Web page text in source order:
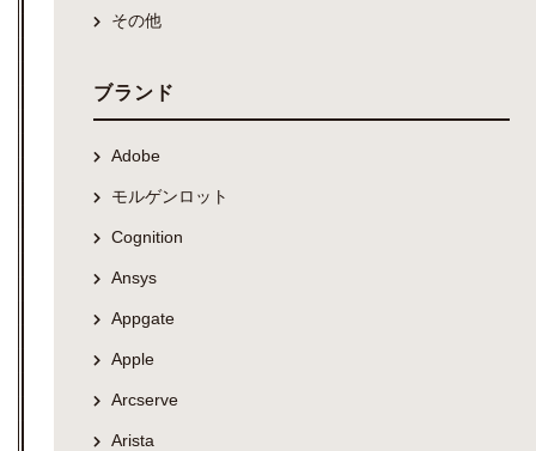
その他
ブランド
Adobe
モルゲンロット
Cognition
Ansys
Appgate
Apple
Arcserve
Arista